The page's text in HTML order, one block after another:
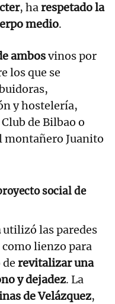
, harespetado la
medio.
ambosvinos por
los que se
y hostelería,
de Bilbao o
montañero Juanito
social de
utilizó las paredes
lienzo para
revitalizar una
y dejadez. La
de Velázquez,